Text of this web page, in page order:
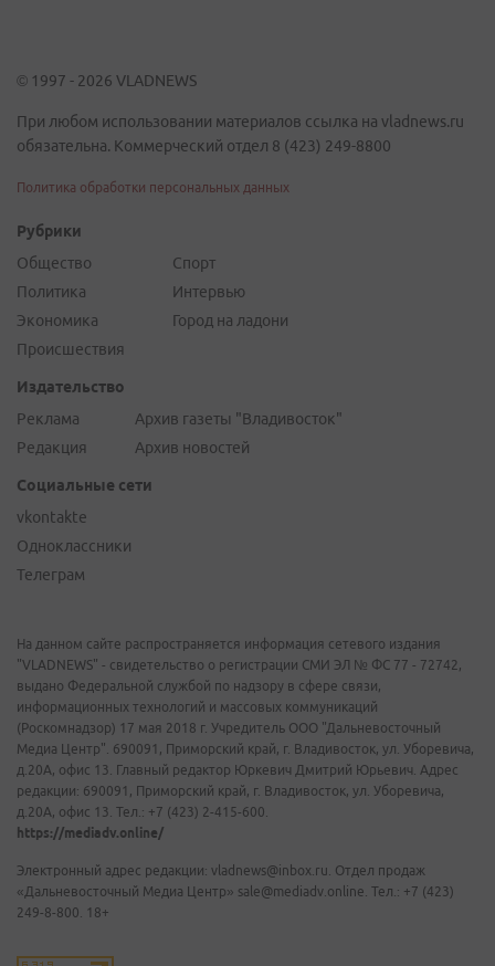
© 1997 - 2026 VLADNEWS
При любом использовании материалов ссылка на vladnews.ru
обязательна. Коммерческий отдел 8 (423) 249-8800
Политика обработки персональных данных
Рубрики
Общество
Политика
Экономика
Происшествия
Спорт
Интервью
Город на ладони
Издательство
Реклама
Редакция
Архив газеты "Владивосток"
Архив новостей
Социальные сети
vkontakte
Одноклассники
Телеграм
На данном сайте распространяется информация сетевого издания
"VLADNEWS" - свидетельство о регистрации СМИ ЭЛ № ФС 77 - 72742,
выдано Федеральной службой по надзору в сфере связи,
информационных технологий и массовых коммуникаций
(Роскомнадзор) 17 мая 2018 г. Учредитель ООО "Дальневосточный
Медиа Центр". 690091, Приморский край, г. Владивосток, ул. Уборевича,
д.20А, офис 13. Главный редактор Юркевич Дмитрий Юрьевич. Адрес
редакции: 690091, Приморский край, г. Владивосток, ул. Уборевича,
д.20А, офис 13. Тел.: +7 (423) 2-415-600.
https://mediadv.online/
Электронный адрес редакции: vladnews@inbox.ru. Отдел продаж
«Дальневосточный Медиа Центр» sale@mediadv.online. Тел.: +7 (423)
249-8-800. 18+